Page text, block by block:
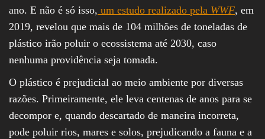
ano. E não é só isso, um estudo realizado pela WWF, em
2019, revelou que mais de 104 milhões de toneladas de
plástico irão poluir o ecossistema até 2030, caso
nenhuma providência seja tomada.
O plástico é prejudicial ao meio ambiente por diversas
razões. Primeiramente, ele leva centenas de anos para se
decompor e, quando descartado de maneira incorreta,
pode poluir rios, mares e solos, prejudicando a fauna e a